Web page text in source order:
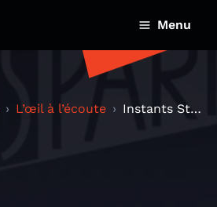
Menu
L’œil à l’écoute Instants Stanois 24 janvier 2015